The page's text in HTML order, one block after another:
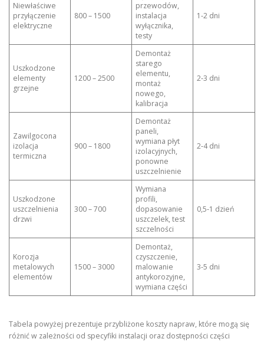
Niewłaściwe
przyłączenie
elektryczne
800 – 1500
przewodów,
instalacja
wyłącznika,
testy
1‑2 dni
Uszkodzone
elementy
grzejne
1200 – 2500
Demontaż
starego
elementu,
montaż
nowego,
kalibracja
2‑3 dni
Zawilgocona
izolacja
termiczna
900 – 1800
Demontaż
paneli,
wymiana płyt
izolacyjnych,
ponowne
uszczelnienie
2‑4 dni
Uszkodzone
uszczelnienia
drzwi
300 – 700
Wymiana
profili,
dopasowanie
uszczelek, test
szczelności
0,5‑1 dzień
Korozja
metalowych
elementów
1500 – 3000
Demontaż,
czyszczenie,
malowanie
antykorozyjne,
wymiana części
3‑5 dni
Tabela powyżej prezentuje przybliżone koszty napraw, które mogą się
różnić w zależności od specyfiki instalacji oraz dostępności części